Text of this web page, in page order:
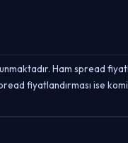
Ham spread
fiyatlandırması ise